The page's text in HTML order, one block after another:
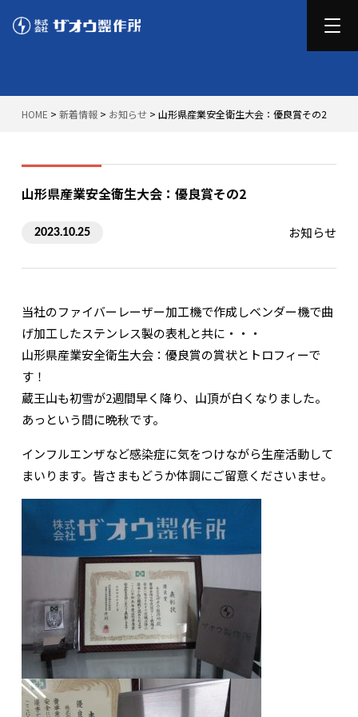
HOME > 新着情報> お知らせ> 山形県産業安全衛生大会：優良賞その2
山形県産業安全衛生大会：優良賞その2
2023.10.25 お知らせ
当社のファイバーレーザー加工機で作成しベンダー機で曲
げ加工したステンレス製の表札と共に・・・
山形県産業安全衛生大会：優良賞の賞状とトロフィーで
す！
蔵王山も初雪が2週間早く降り、山頂が白くなりました。
あっという間に晩秋です。
インフルエンザなど感染症に気をつけながら生産活動して
まいります。皆さまもどうか体調にご留意くださいませ。